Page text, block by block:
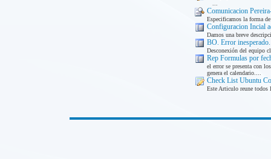
Comunicacion
Especificamos la forma
Configuracion Incial
Damos una breve
BO. Error
Desconexión del equipo
Rep Formulas por
el error se presenta con
genera el calendario....
Check List Ubuntu
Este Articulo reune todos